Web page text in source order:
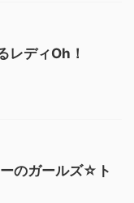
レディOh！
のガールズ☆ト